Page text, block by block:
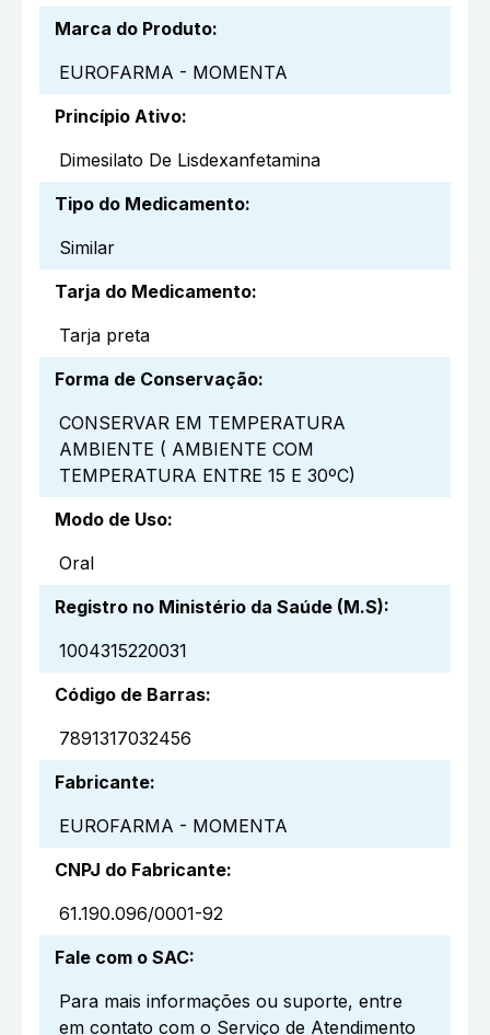
Marca do Produto:
EUROFARMA - MOMENTA
Princípio Ativo:
Dimesilato De Lisdexanfetamina
Tipo do Medicamento:
Similar
Tarja do Medicamento:
Tarja preta
Forma de Conservação:
CONSERVAR EM TEMPERATURA
AMBIENTE ( AMBIENTE COM
TEMPERATURA ENTRE 15 E 30ºC)
Modo de Uso:
Oral
Registro no Ministério da Saúde (M.S):
1004315220031
Código de Barras:
7891317032456
Fabricante:
EUROFARMA - MOMENTA
CNPJ do Fabricante:
61.190.096/0001-92
Fale com o SAC:
Para mais informações ou suporte, entre
em contato com o Serviço de Atendimento